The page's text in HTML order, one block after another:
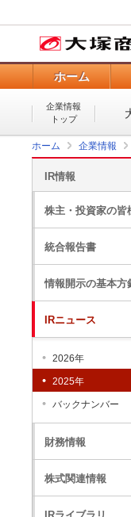
ホーム
企業情報
トップ
ホーム 企業情報
IR情報
株主・投資家の皆
統合報告書
情報開示の基本方
IRニュース
2026年
2025年
バックナンバー
財務情報
株式関連情報